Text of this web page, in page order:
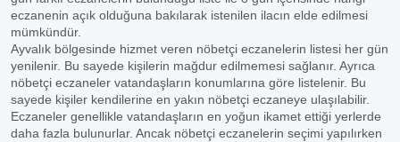
eczanenin açık olduğuna bakılarak istenilen ilacın elde edilmesi
mümkündür.
Ayvalık bölgesinde hizmet veren nöbetçi eczanelerin listesi her gün
yenilenir. Bu sayede kişilerin mağdur edilmemesi sağlanır. Ayrıca
nöbetçi eczaneler vatandaşların konumlarına göre listelenir. Bu
sayede kişiler kendilerine en yakın nöbetçi eczaneye ulaşılabilir.
Eczaneler genellikle vatandaşların en yoğun ikamet ettiği yerlerde
daha fazla bulunurlar. Ancak nöbetçi eczanelerin seçimi yapılırken